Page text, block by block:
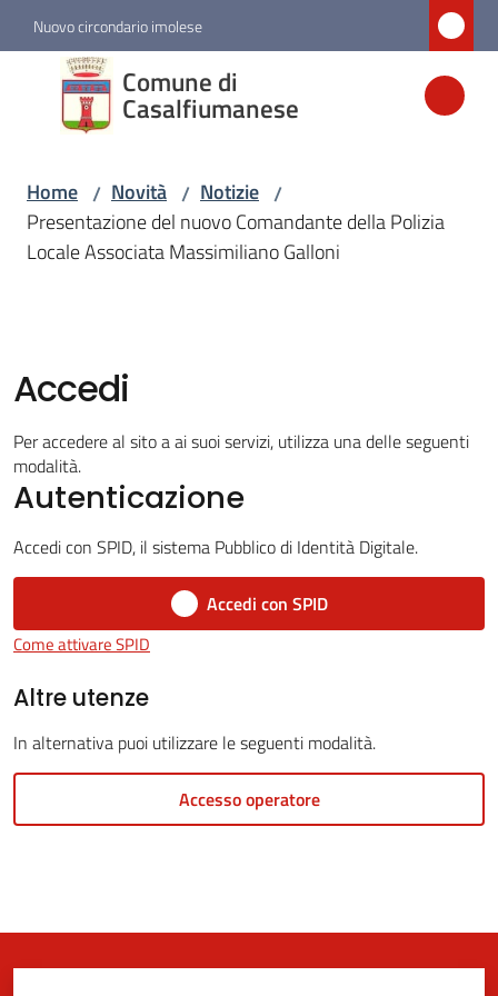
Vai al contenuto
Vai alla navigazione
Vai al footer
Nuovo circondario imolese
Comune di
Casalfiumanese
Comune di
Casalfiumanese
Amministrazione
Casalfiumanese
on-
gli
Home / Novità / Notizie /
Presentazione del nuovo Comandante della Polizia
Locale Associata Massimiliano Galloni
Accedi
Per accedere al sito a ai suoi servizi, utilizza una delle seguenti
modalità.
Autenticazione
Accedi con SPID, il sistema Pubblico di Identità Digitale.
Accedi con SPID
Come attivare SPID
Altre utenze
In alternativa puoi utilizzare le seguenti modalità.
Accesso operatore